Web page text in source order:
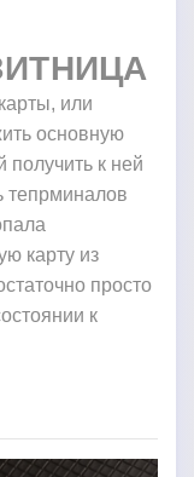
или
основную
получить к ней
тепрминалов
карту из
просто
к